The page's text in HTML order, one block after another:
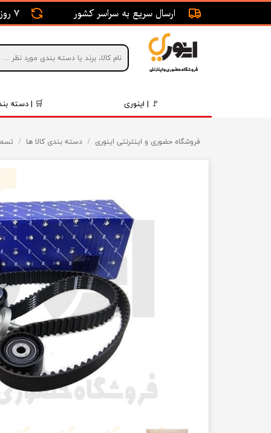
🚩 | اینوری 🛒 | دسته
موتور
برقی و
رینگ و
روغن
فرمان،
لوازم
کاسه
ارسال سریع به سراسر کشور 7 روز ضمانت بازگشت
فروشگاه حضوری و اینترنتی اینوری دسته بندی کالا ها